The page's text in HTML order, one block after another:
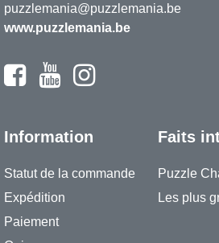
puzzlemania@puzzlemania.be
www.puzzlemania.be
Information
Statut de la commande
Expédition
Paiement
Faits
Puzzle
Les plus